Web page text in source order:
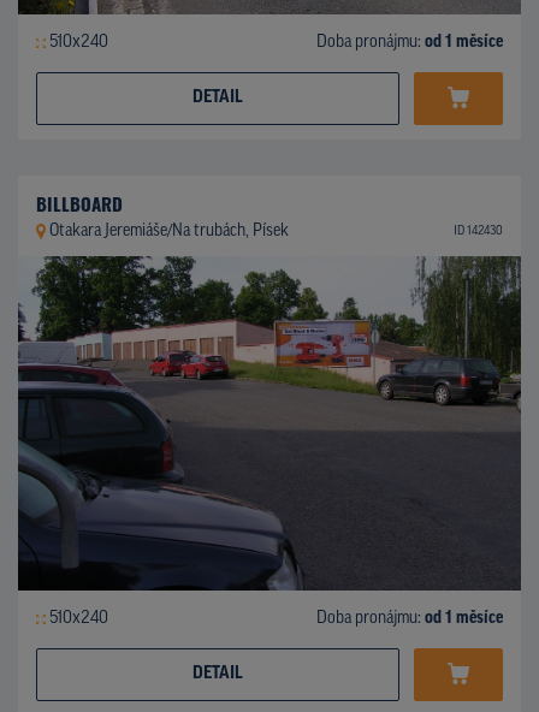
510x240 Doba pronájmu: od 1 měsíce
DETAIL
BILLBOARD
Otakara Jeremiáše/Na trubách, Písek ID 142430
510x240 Doba pronájmu: od 1 měsíce
DETAIL